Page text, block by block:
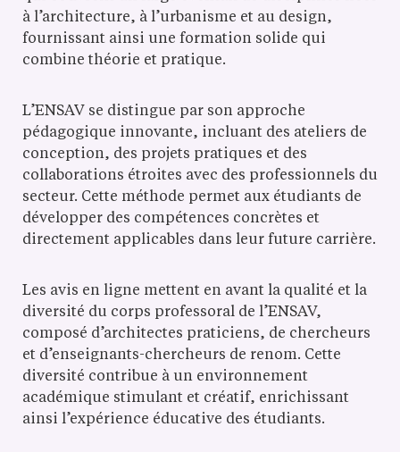
à l’architecture, à l’urbanisme et au design,
fournissant ainsi une formation solide qui
combine théorie et pratique.
L’ENSAV se distingue par son approche
pédagogique innovante, incluant des ateliers de
conception, des projets pratiques et des
collaborations étroites avec des professionnels du
secteur. Cette méthode permet aux étudiants de
développer des compétences concrètes et
directement applicables dans leur future carrière.
Les avis en ligne mettent en avant la qualité et la
diversité du corps professoral de l’ENSAV,
composé d’architectes praticiens, de chercheurs
et d’enseignants-chercheurs de renom. Cette
diversité contribue à un environnement
académique stimulant et créatif, enrichissant
ainsi l’expérience éducative des étudiants.